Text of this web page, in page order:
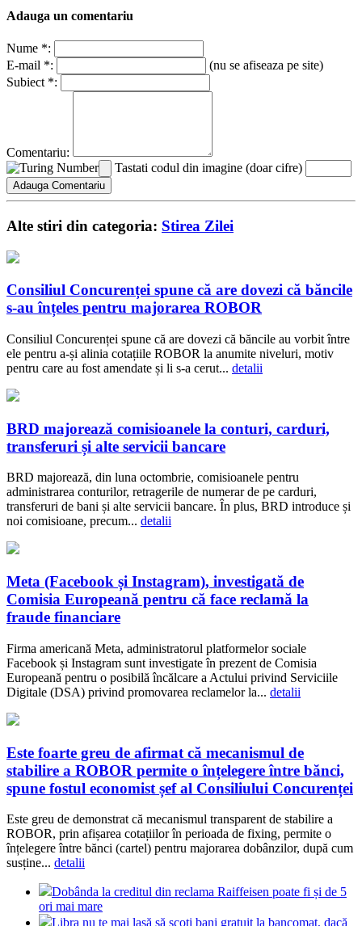
Adauga un comentariu
Nume *:
E-mail *:
(nu se afiseaza pe site)
Subiect *:
Comentariu:
Tastati codul din imagine (doar cifre)
Alte stiri din categoria: Stirea Zilei
Consiliul Concurenței spune că are dovezi că băncile
s-au înțeles pentru majorarea ROBOR
Consiliul Concurenței spune că are dovezi că băncile au vorbit între
ele pentru a-și alinia cotațiile ROBOR la anumite niveluri, motiv
pentru care au fost amendate și li s-a cerut... detalii
BRD majorează comisioanele la conturi, carduri,
transferuri și alte servicii bancare
BRD majorează, din luna octombrie, comisioanele pentru
administrarea conturilor, retragerile de numerar de pe carduri,
transferuri de bani și alte servicii bancare. În plus, BRD introduce și
noi comisioane, precum... detalii
Meta (Facebook și Instagram), investigată de
Comisia Europeană pentru că face reclamă la
fraude financiare
Firma americană Meta, administratorul platformelor sociale
Facebook și Instagram sunt investigate în prezent de Comisia
Europeană pentru o posibilă încălcare a Actului privind Serviciile
Digitale (DSA) privind promovarea reclamelor la... detalii
Este foarte greu de afirmat că mecanismul de
stabilire a ROBOR permite o înțelegere între bănci,
spune fostul economist șef al Consiliului Concurenței
Este greu de demonstrat că mecanismul transparent de stabilire a
ROBOR, prin afișarea cotațiilor în perioada de fixing, permite o
înțelegere între bănci (cartel) pentru majorarea dobânzilor, după cum
susține... detalii
Dobânda la creditul din reclama Raiffeisen poate fi și de 5
ori mai mare
Libra nu te mai lasă să scoți bani gratuit la bancomat, dacă